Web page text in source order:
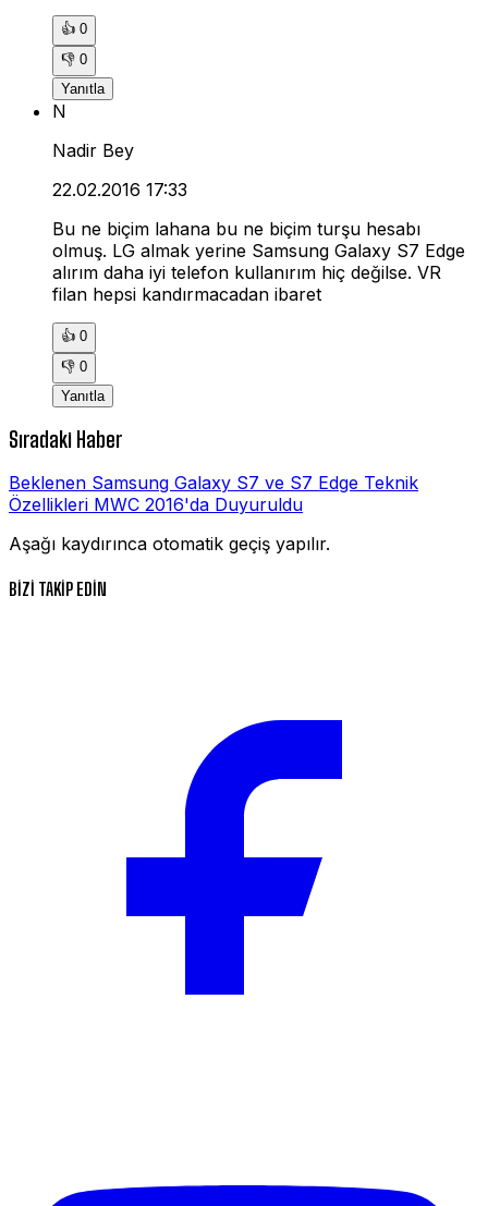
👍 0
👎 0
Yanıtla
N
Nadir Bey
22.02.2016 17:33
Bu ne biçim lahana bu ne biçim turşu hesabı
olmuş. LG almak yerine Samsung Galaxy S7 Edge
alırım daha iyi telefon kullanırım hiç değilse. VR
filan hepsi kandırmacadan ibaret
👍 0
👎 0
Yanıtla
Sıradaki Haber
Beklenen Samsung Galaxy S7 ve S7 Edge Teknik
Özellikleri MWC 2016'da Duyuruldu
Aşağı kaydırınca otomatik geçiş yapılır.
BİZİ TAKİP EDİN